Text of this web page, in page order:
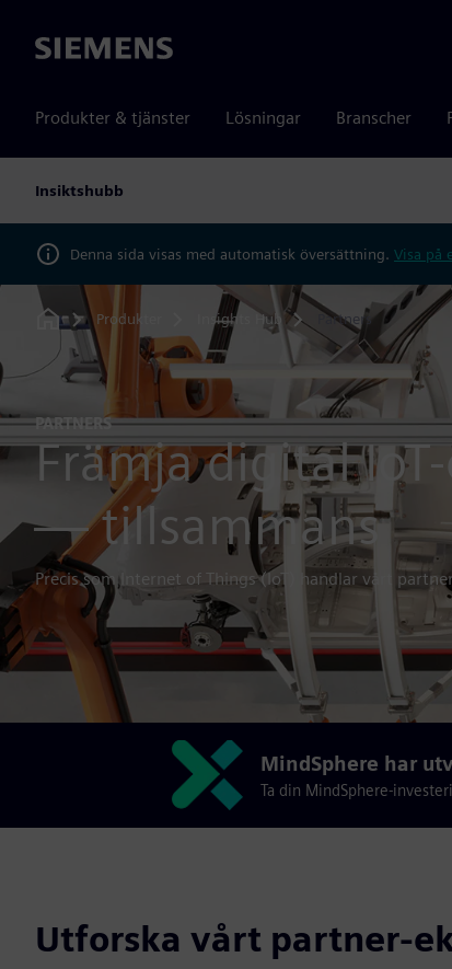
Siemens
Produkter & tjänster Lösningar Branscher
Insiktshubb
Denna sida visas med automatisk översättning. Visa på
Home
Produkter Insights Hub Partners
PARTNERS
Främja digital
— tillsammans
Precis som Internet of Things (IoT) handlar vårt
MindSphere har
Ta din MindSphere-
Utforska vårt partner-